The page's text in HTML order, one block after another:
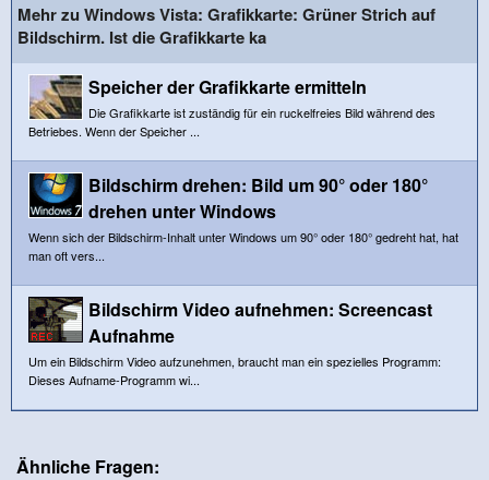
Mehr zu Windows Vista: Grafikkarte: Grüner Strich auf
Bildschirm. Ist die Grafikkarte ka
Speicher der Grafikkarte ermitteln
Die Grafikkarte ist zuständig für ein ruckelfreies Bild während des
Betriebes. Wenn der Speicher ...
Bildschirm drehen: Bild um 90° oder 180°
drehen unter Windows
Wenn sich der Bildschirm-Inhalt unter Windows um 90° oder 180° gedreht hat, hat
man oft vers...
Bildschirm Video aufnehmen: Screencast
Aufnahme
Um ein Bildschirm Video aufzunehmen, braucht man ein spezielles Programm:
Dieses Aufname-Programm wi...
Ähnliche Fragen: